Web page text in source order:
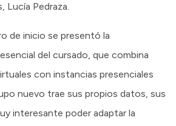
Lucía Pedraza.
de inicio se presentó la
del cursado, que combina
con instancias presenciales
nuevo trae sus propios datos, sus
interesante poder adaptar la